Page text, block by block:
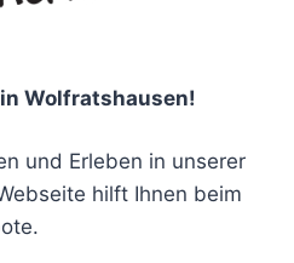
Wolfratshausen!
und Erleben in unserer
hilft Ihnen beim